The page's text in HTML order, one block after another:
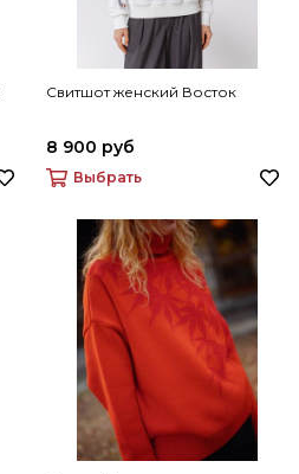
Свитшот женский Восток
8 900 руб
Выбрать